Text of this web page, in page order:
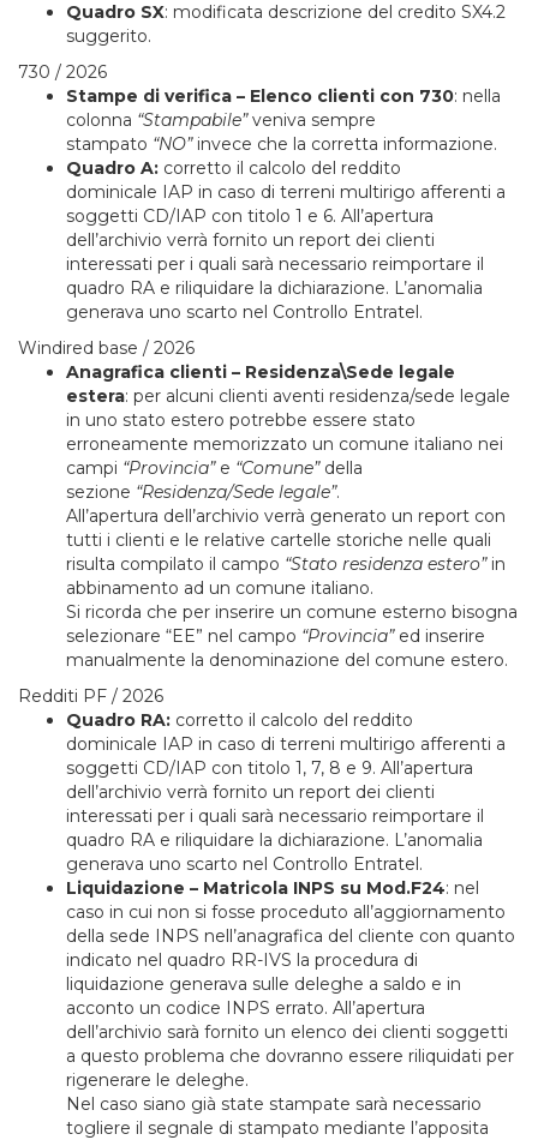
Quadro SX: modificata descrizione del credito SX4.2
suggerito.
730 / 2026
Stampe di verifica – Elenco clienti con 730: nella
colonna “Stampabile”veniva sempre
stampato “NO”invece che la corretta informazione.
Quadro A: corretto il calcolo del reddito
dominicale IAP in caso di terreni multirigo afferenti a
soggetti CD/IAP con titolo 1 e 6. All’apertura
dell’archivio verrà fornito un report dei clienti
interessati per i quali sarà necessario reimportare il
quadro RA e riliquidare la dichiarazione. L’anomalia
generava uno scarto nel Controllo Entratel.
Windired base / 2026
Anagrafica clienti – Residenza\Sede legale
estera: per alcuni clienti aventi residenza/sede legale
in uno stato estero potrebbe essere stato
erroneamente memorizzato un comune italiano nei
campi “Provincia”e “Comune”della
sezione “Residenza/Sede legale”.
All’apertura dell’archivio verrà generato un report con
tutti i clienti e le relative cartelle storiche nelle quali
risulta compilato il campo “Stato residenza estero”in
abbinamento ad un comune italiano.
Si ricorda che per inserire un comune esterno bisogna
selezionare “EE” nel campo “Provincia”ed inserire
manualmente la denominazione del comune estero.
Redditi PF / 2026
Quadro RA: corretto il calcolo del reddito
dominicale IAP in caso di terreni multirigo afferenti a
soggetti CD/IAP con titolo 1, 7, 8 e 9. All’apertura
dell’archivio verrà fornito un report dei clienti
interessati per i quali sarà necessario reimportare il
quadro RA e riliquidare la dichiarazione. L’anomalia
generava uno scarto nel Controllo Entratel.
Liquidazione – Matricola INPS su Mod.F24: nel
caso in cui non si fosse proceduto all’aggiornamento
della sede INPS nell’anagrafica del cliente con quanto
indicato nel quadro RR-IVS la procedura di
liquidazione generava sulle deleghe a saldo e in
acconto un codice INPS errato. All’apertura
dell’archivio sarà fornito un elenco dei clienti soggetti
a questo problema che dovranno essere riliquidati per
rigenerare le deleghe.
Nel caso siano già state stampate sarà necessario
togliere il segnale di stampato mediante l’apposita